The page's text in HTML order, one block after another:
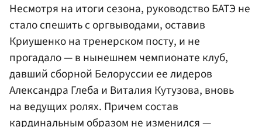
Несмотря на итоги сезона, руководство БАТЭ не
стало спешить с оргвыводами, оставив
Криушенко на тренерском посту, и не
прогадало — в нынешнем чемпионате клуб,
давший сборной Белоруссии ее лидеров
Александра Глеба и Виталия Кутузова, вновь
на ведущих ролях. Причем состав
кардинальным образом не изменился —